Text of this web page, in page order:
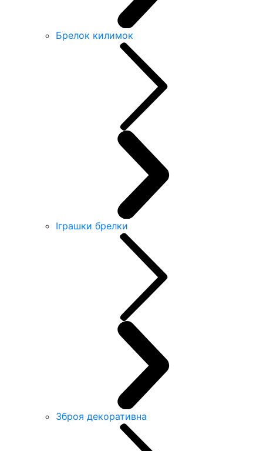
Брелок килимок
Іграшки брелки
Зброя декоративна